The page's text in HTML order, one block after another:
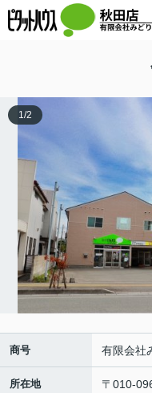
1/2
商号 有限会社
所在地
〒010-